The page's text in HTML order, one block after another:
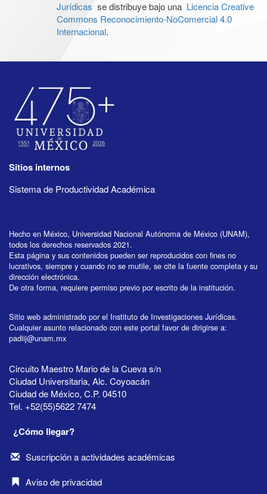
Jurídicas se distribuye bajo una Licencia Creative
Commons Reconocimiento-NoComercial 4.0
Internacional.
Sitios internos
Sistema de Productividad Académica
Hecho en México, Universidad Nacional Autónoma de México (UNAM),
todos los derechos reservados 2021.
Esta página y sus contenidos pueden ser reproducidos con fines no
lucrativos, siempre y cuando no se mutile, se cite la fuente completa y su
dirección electrónica.
De otra forma, requiere permiso previo por escrito de la institución.
Sitio web administrado por el Instituto de Investigaciones Jurídicas.
Cualquier asunto relacionado con este portal favor de dirigirse a:
padiij@unam.mx
Circuito Maestro Mario de la Cueva s/n
Ciudad Universitaria, Alc. Coyoacán
Ciudad de México, C.P. 04510
Tel. +52(55)5622 7474
¿Cómo llegar?
Suscripción a actividades académicas
Aviso de privacidad